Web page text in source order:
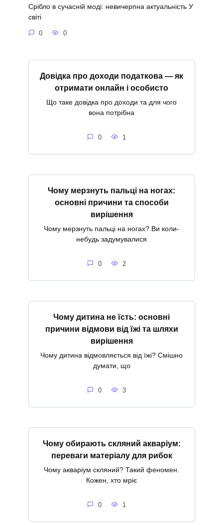
Срібло в сучасній моді: невичерпна актуальність У
світі
0 0
Довідка про доходи податкова — як
отримати онлайн і особисто
Що таке довідка про доходи та для чого
вона потрібна
0 1
Чому мерзнуть пальці на ногах:
основні причини та способи
вирішення
Чому мерзнуть пальці на ногах? Ви коли-
небудь задумувалися
0 2
Чому дитина не їсть: основні
причини відмови від їжі та шляхи
вирішення
Чому дитина відмовляється від їжі? Смішно
думати, що
0 3
Чому обирають скляний акваріум:
переваги матеріалу для рибок
Чому акваріум скляний? Такий феномен.
Кожен, хто мріє
0 1